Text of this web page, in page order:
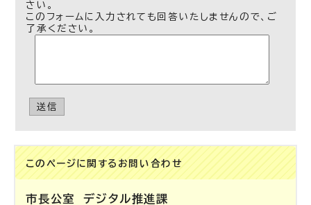
さい。
このフォームに入力されても回答いたしませんので、ご
了承ください。
送信
このページに関する お問い合わせ
市長公室デジタル推進課